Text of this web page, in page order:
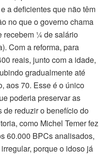
a deficientes que não têm
no que o governo chama
recebem ¼ de salário
Com a reforma, para
reais, junto com a idade,
gradualmente até
aos 70. Esse é o único
poderia preservar as
de reduzir o benefício do
como Michel Temer fez
60.000 BPCs analisados,
porque o idoso já